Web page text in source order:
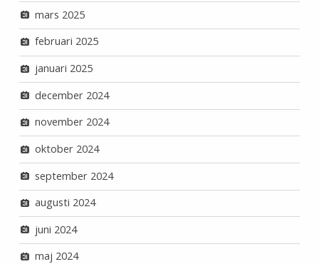
mars 2025
februari 2025
januari 2025
december 2024
november 2024
oktober 2024
september 2024
augusti 2024
juni 2024
maj 2024